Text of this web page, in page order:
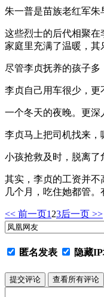
朱一普是苗族老红军朱
这些烈士的后代相聚
家庭里充满了温暖，其
尽管李贞抚养的孩子多
李贞自己用车很少，更
一个冬天的夜晚。更深
李贞马上把司机找来，
小孩抢救及时，脱离了
其实，李贞的工资并
几个月，吃住她都管
<< 前一页1 23后一页 >>
匿名发表 隐藏